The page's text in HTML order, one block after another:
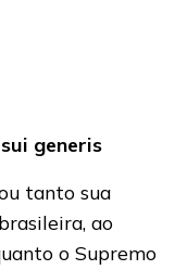
generis
tanto sua
ao
o Supremo